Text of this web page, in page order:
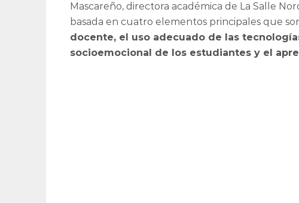
Mascareño, directora académica de La Salle
basada en cuatro elementos principales que
docente, el uso adecuado de las
socioemocional de los estudiantes y el